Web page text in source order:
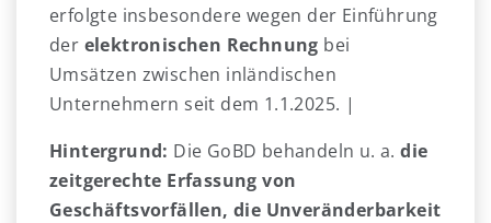
erfolgte insbesondere wegen der Einführung
der elektronischen Rechnung bei
Umsätzen zwischen inländischen
Unternehmern seit dem 1.1.2025. |
Hintergrund: Die GoBD behandeln u. a.die
zeitgerechte Erfassung von
Geschäftsvorfällen, die Unveränderbarkeit